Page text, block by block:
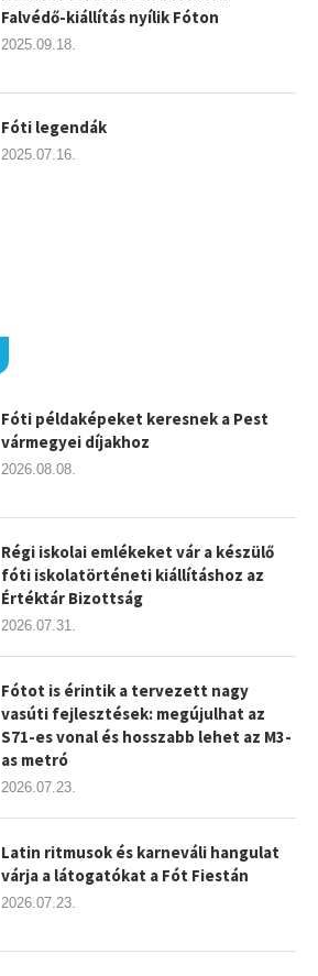
Fóti példaképeket keresnek a Pest
vármegyei díjakhoz
2026.08.08.
Régi iskolai emlékeket vár a készülő
fóti iskolatörténeti kiállításhoz az
Értéktár Bizottság
2026.07.31.
Fótot is érintik a tervezett nagy
vasúti fejlesztések: megújulhat az
S71-es vonal és hosszabb lehet az M3-
as metró
2026.07.23.
Latin ritmusok és karneváli hangulat
várja a látogatókat a Fót Fiestán
2026.07.23.
Falvédő-kiállítás nyílik Fóton
2025.09.18.
Fóti legendák
2025.07.16.